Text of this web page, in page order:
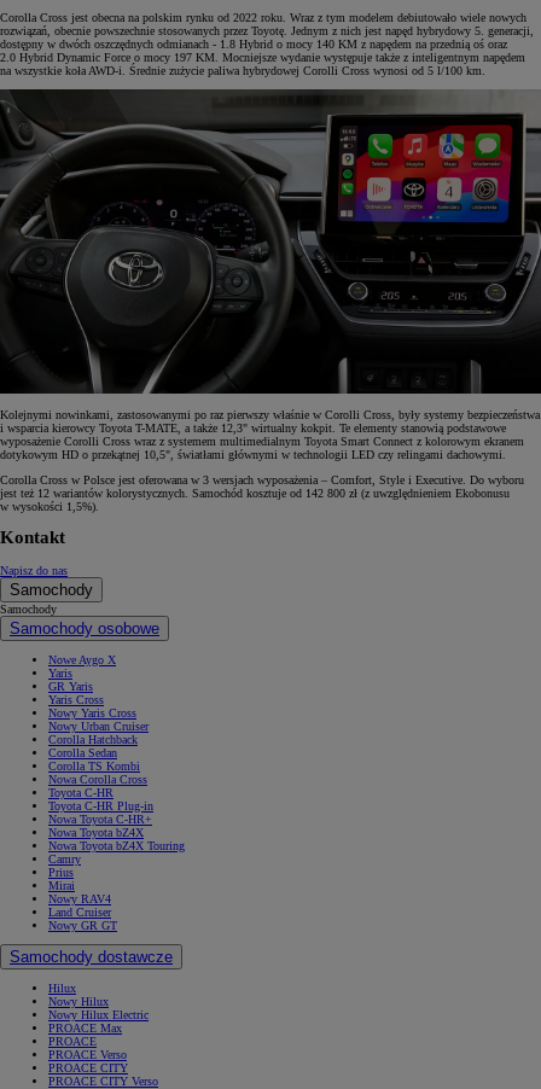
Corolla Cross jest obecna na polskim rynku od 2022 roku. Wraz z tym modelem debiutowało wiele nowych
rozwiązań, obecnie powszechnie stosowanych przez Toyotę. Jednym z nich jest napęd hybrydowy 5. generacji,
dostępny w dwóch oszczędnych odmianach - 1.8 Hybrid o mocy 140 KM z napędem na przednią oś oraz
2.0 Hybrid Dynamic Force o mocy 197 KM. Mocniejsze wydanie występuje także z inteligentnym napędem
na wszystkie koła AWD-i. Średnie zużycie paliwa hybrydowej Corolli Cross wynosi od 5 l/100 km.
Kolejnymi nowinkami, zastosowanymi po raz pierwszy właśnie w Corolli Cross, były systemy bezpieczeństwa
i wsparcia kierowcy Toyota T-MATE, a także 12,3" wirtualny kokpit. Te elementy stanowią podstawowe
wyposażenie Corolli Cross wraz z systemem multimedialnym Toyota Smart Connect z kolorowym ekranem
dotykowym HD o przekątnej 10,5", światłami głównymi w technologii LED czy relingami dachowymi.
Corolla Cross w Polsce jest oferowana w 3 wersjach wyposażenia – Comfort, Style i Executive. Do wyboru
jest też 12 wariantów kolorystycznych. Samochód kosztuje od 142 800 zł (z uwzględnieniem Ekobonusu
w wysokości 1,5%).
Kontakt
Napisz do nas
Samochody
Samochody
Samochody osobowe
Nowe Aygo X
Yaris
GR Yaris
Yaris Cross
Nowy Yaris Cross
Nowy Urban Cruiser
Corolla Hatchback
Corolla Sedan
Corolla TS Kombi
Nowa Corolla Cross
Toyota C-HR
Toyota C-HR Plug-in
Nowa Toyota C-HR+
Nowa Toyota bZ4X
Nowa Toyota bZ4X Touring
Camry
Prius
Mirai
Nowy RAV4
Land Cruiser
Nowy GR GT
Samochody dostawcze
Hilux
Nowy Hilux
Nowy Hilux Electric
PROACE Max
PROACE
PROACE Verso
PROACE CITY
PROACE CITY Verso